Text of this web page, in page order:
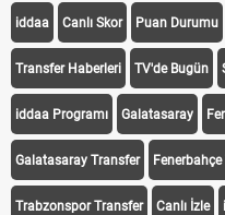
iddaa Canlı Skor Puan Durumu
Transfer Haberleri TV'de Bugün
iddaa Programı Galatasaray
Galatasaray Transfer
Trabzonspor Transfer Canlı İzle